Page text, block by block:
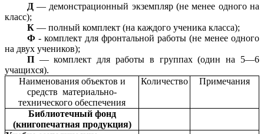
Д— демонстрационный экземпляр (не менее одного на
класс);
К — полный комплект (на каждого ученика класса);
Ф - комплект для фронтальной работы (не менее одного
на двух учеников);
П— комплект для работы в группах (один на 5—6
учащихся).
Наименования объектов и
средств материально-
технического обеспечения
Количество Примечания
Библиотечный фонд
(книгопечатная продукция)